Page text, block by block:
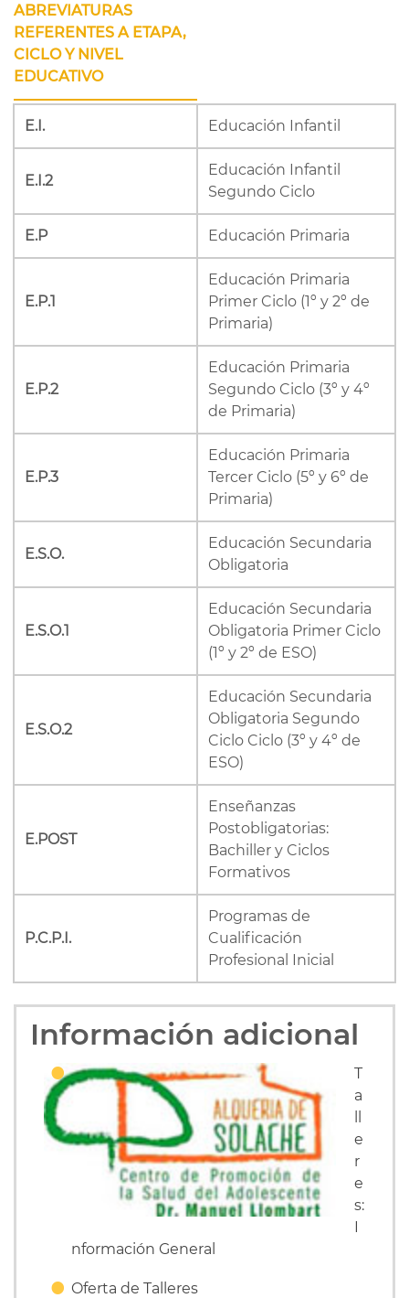
ABREVIATURAS
REFERENTES A ETAPA,
CICLO Y NIVEL
EDUCATIVO
E.I. Educación Infantil
E.I.2
Educación Infantil
Segundo Ciclo
E.P Educación Primaria
E.P.1
Educación Primaria
Primer Ciclo (1º y 2º de
Primaria)
E.P.2
Educación Primaria
Segundo Ciclo (3º y 4º
de Primaria)
E.P.3
Educación Primaria
Tercer Ciclo (5º y 6º de
Primaria)
E.S.O.
Educación Secundaria
Obligatoria
E.S.O.1
Educación Secundaria
Obligatoria Primer Ciclo
(1º y 2º de ESO)
E.S.O.2
Educación Secundaria
Obligatoria Segundo
Ciclo Ciclo (3º y 4º de
ESO)
E.POST
Enseñanzas
Postobligatorias:
Bachiller y Ciclos
Formativos
P.C.P.I.
Programas de
Cualificación
Profesional Inicial
Información adicional
T
a
e
r
e
s:
I
nformación General
Oferta de Talleres